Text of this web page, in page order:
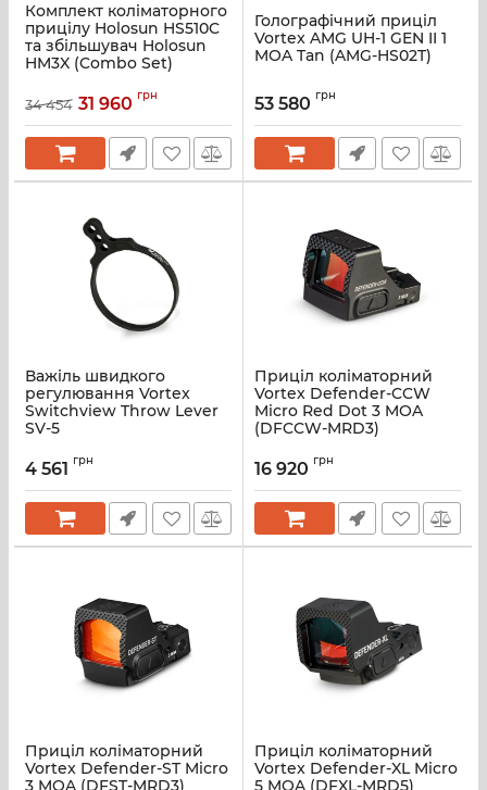
Комплект коліматорного
прицілу Holosun HS510C
та збільшувач Holosun
HM3X (Combo Set)
34 454 31 960 грн
Голографічний приціл
Vortex AMG UH-1 GEN II 1
MOA Tan (AMG-HS02T)
53 580 грн
Важіль швидкого
регулювання Vortex
Switchview Throw Lever
SV-5
4 561 грн
Приціл коліматорний
Vortex Defender-CCW
Micro Red Dot 3 MOA
(DFCCW-MRD3)
16 920 грн
Приціл коліматорний
Vortex Defender-ST Micro
3 MOA (DFST-MRD3)
Приціл коліматорний
Vortex Defender-XL Micro
5 MOA (DFXL-MRD5)